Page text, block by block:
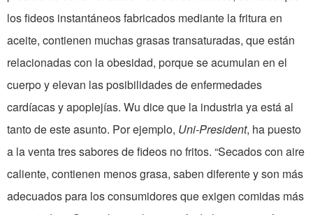
los fideos instantáneos fabricados mediante la fritura en
aceite, contienen muchas grasas transaturadas, que están
relacionadas con la obesidad, porque se acumulan en el
cuerpo y elevan las posibilidades de enfermedades
cardíacas y apoplejías. Wu dice que la industria ya está al
tanto de este asunto. Por ejemplo, Uni-President, ha puesto
a la venta tres sabores de fideos no fritos. “Secados con aire
caliente, contienen menos grasa, saben diferente y son más
adecuados para los consumidores que exigen comidas más